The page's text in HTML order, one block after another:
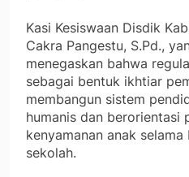
Kasi Kesiswaan Disdik
Cakra Pangestu, S.Pd.,
menegaskan bahwa
sebagai bentuk ikhtiar
membangun sistem
humanis dan berorientasi
kenyamanan anak
sekolah.